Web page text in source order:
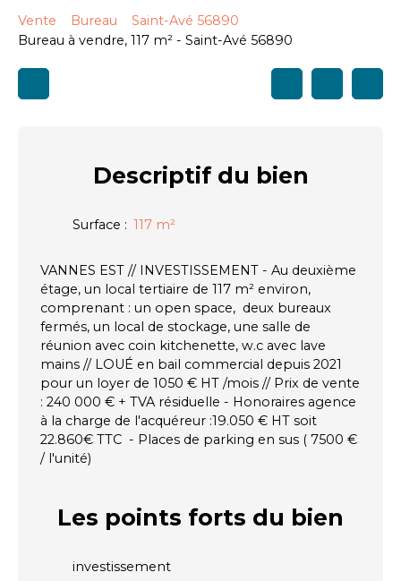
Vente Bureau
Saint-Avé 56890
Bureau à vendre, 117 m² - Saint-Avé 56890
Descriptifdu bien
Surface : 117 m²
VANNES EST // INVESTISSEMENT - Au deuxième
étage, un local tertiaire de 117 m² environ,
comprenant : un open space, deux bureaux
fermés, un local de stockage, une salle de
réunion avec coin kitchenette, w.c avec lave
mains // LOUÉ en bail commercial depuis 2021
pour un loyer de 1050 € HT /mois // Prix de vente
: 240 000 € + TVA résiduelle - Honoraires agence
à la charge de l'acquéreur :19.050 € HT soit
22.860€ TTC - Places de parking en sus ( 7500 €
/ l'unité)
Les points forts du bien
investissement